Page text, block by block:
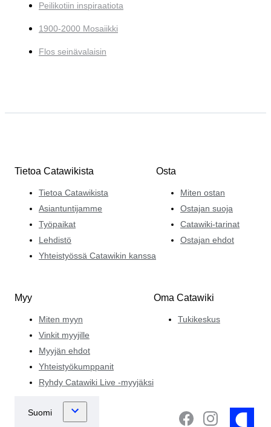
Peilikotiin inspiraatiota
1900-2000 Mosaiikki
Flos seinävalaisin
Tietoa Catawikista
Tietoa Catawikista
Asiantuntijamme
Työpaikat
Lehdistö
Yhteistyössä Catawikin kanssa
Osta
Miten ostan
Ostajan suoja
Catawiki-tarinat
Ostajan ehdot
Myy
Miten myyn
Vinkit myyjille
Myyjän ehdot
Yhteistyökumppanit
Ryhdy Catawiki Live -myyjäksi
Oma Catawiki
Tukikeskus